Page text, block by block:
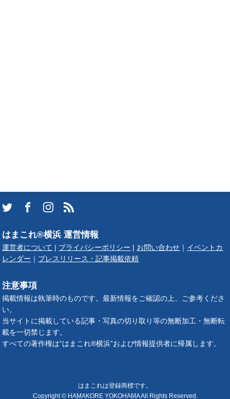
はまこれ®横浜 運営情報
運営者について プライバシーポリシー お問い合わせ
イベントカ
レンダー
プレスリリース・記事掲載依頼
注意事項
掲載情報は執筆時のものです。最新情報をご確認の上、ご参考くださ
い。
当サイトに掲載している記事・写真の切り取り等の無断加工・無断転
載を一切禁じます。
すべての著作権は“はまこれ®横浜”および情報提供者に帰属します。
はまこれは登録商標です。
Copyright © HAMAKORE YOKOHAMA All Rights Reserved.